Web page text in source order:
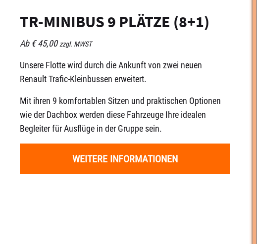
TR-MINIBUS 9 PLÄTZE (8+1)
Ab € 45,00zzgl. MWST
Unsere Flotte wird durch die Ankunft von zwei neuen
Renault Trafic-Kleinbussen erweitert.
Mit ihren 9 komfortablen Sitzen und praktischen Optionen
wie der Dachbox werden diese Fahrzeuge Ihre idealen
Begleiter für Ausflüge in der Gruppe sein.
WEITERE INFORMATIONEN